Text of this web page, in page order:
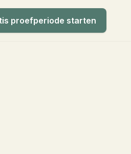
proefperiode starten